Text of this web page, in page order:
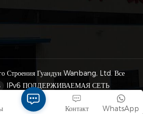
Строения Гуандун Wanbang, Ltd. Все
IPv6 ПОДДЕРЖИВАЕМАЯ СЕТЬ
политика конфиденциальности
WhatsApp
Контакт